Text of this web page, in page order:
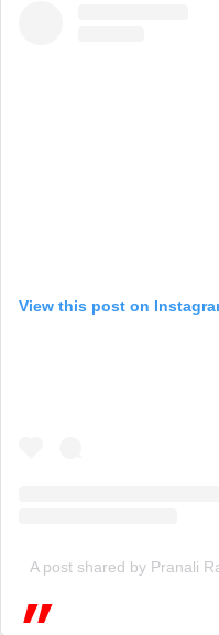
View this post on
A post shared by Pranali